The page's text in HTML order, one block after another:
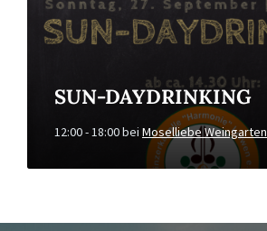
SUN-DAYDRINKING
12:00 - 18:00bei Moselliebe Weingarten